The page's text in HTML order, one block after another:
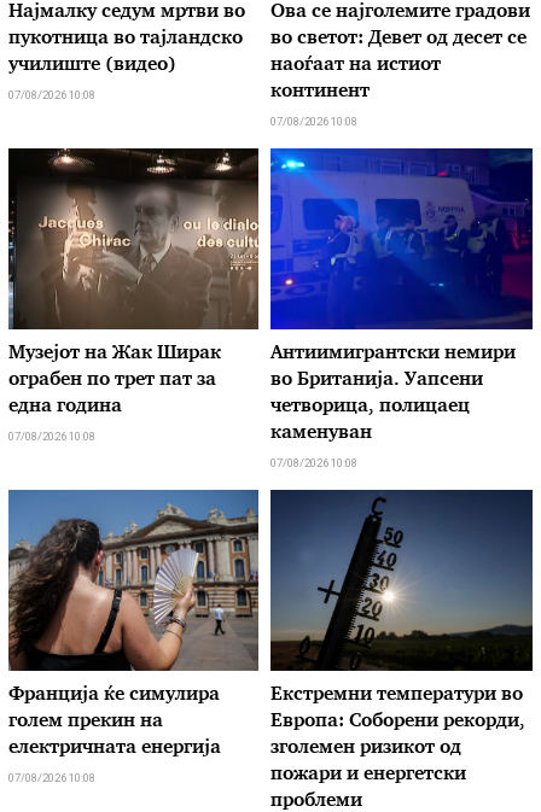
Најмалку седум мртви во
пукотница во тајландско
училиште (видео)
07/08/2026 10:08
Ова се најголемите градови
во светот: Девет од десет се
наоѓаат на истиот
континент
07/08/2026 10:08
Музејот на Жак Ширак
ограбен по трет пат за
една година
07/08/2026 10:08
Антиимигрантски немири
во Британија. Уапсени
четворица, полицаец
каменуван
07/08/2026 10:08
Франција ќе симулира
голем прекин на
електричната енергија
07/08/2026 10:08
Екстремни температури во
Европа: Соборени рекорди,
зголемен ризикот од
пожари и енергетски
проблеми